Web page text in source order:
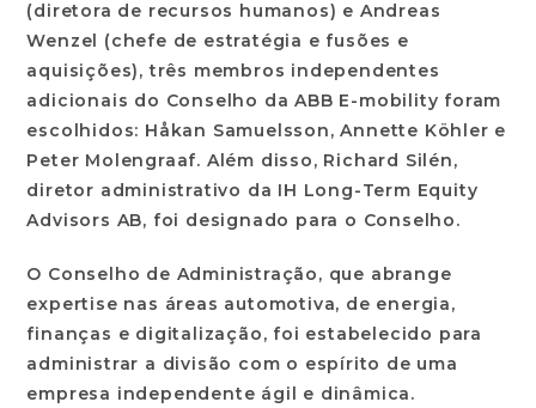
(diretora de recursos humanos) e Andreas
Wenzel (chefe de estratégia e fusões e
aquisições), três membros independentes
adicionais do Conselho da ABB E-mobility foram
escolhidos: Håkan Samuelsson, Annette Köhler e
Peter Molengraaf. Além disso, Richard Silén,
diretor administrativo da IH Long-Term Equity
Advisors AB, foi designado para o Conselho.
O Conselho de Administração, que abrange
expertise nas áreas automotiva, de energia,
finanças e digitalização, foi estabelecido para
administrar a divisão com o espírito de uma
empresa independente ágil e dinâmica.